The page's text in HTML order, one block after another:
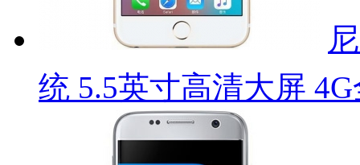
统 5.5英寸高清大屏